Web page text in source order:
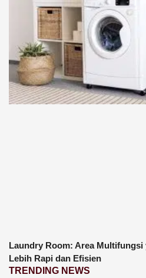
Laundry Room: Area Multifungsi
Lebih Rapi dan Efisien
TRENDING NEWS